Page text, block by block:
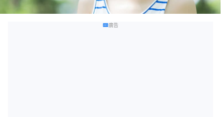
廣告